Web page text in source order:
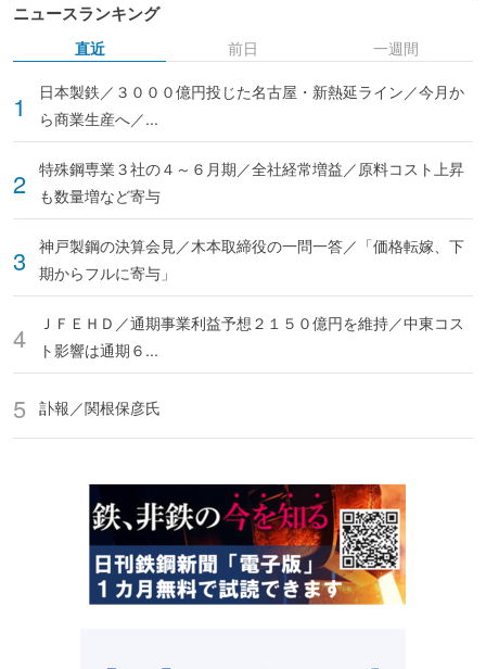
ニュースランキング
直近
日本製鉄／３０００億円投じた名古屋・新熱延ライン／今月か
ら商業生産へ／...
特殊鋼専業３社の４～６月期／全社経常増益／原料コスト上昇
も数量増など寄与
神戸製鋼の決算会見／木本取締役の一問一答／「価格転嫁、下
期からフルに寄与」
ＪＦＥＨＤ／通期事業利益予想２１５０億円を維持／中東コス
ト影響は通期６...
訃報／関根保彦氏
前日 一週間